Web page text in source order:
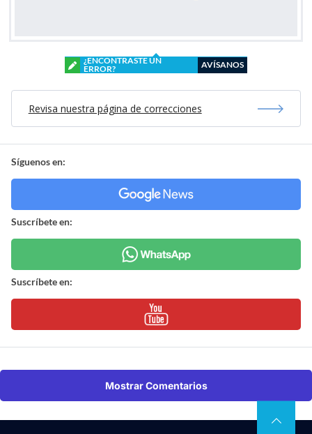
¿ENCONTRASTE UN
ERROR?
AVÍSANOS
Revisa nuestra página de correcciones
Síguenos en:
Suscríbete en:
Suscríbete en:
Mostrar Comentarios